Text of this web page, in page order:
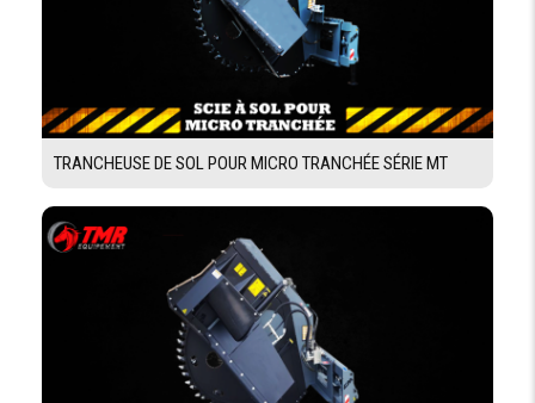
TRANCHEUSE DE SOL POUR MICRO TRANCHÉE SÉRIE MT